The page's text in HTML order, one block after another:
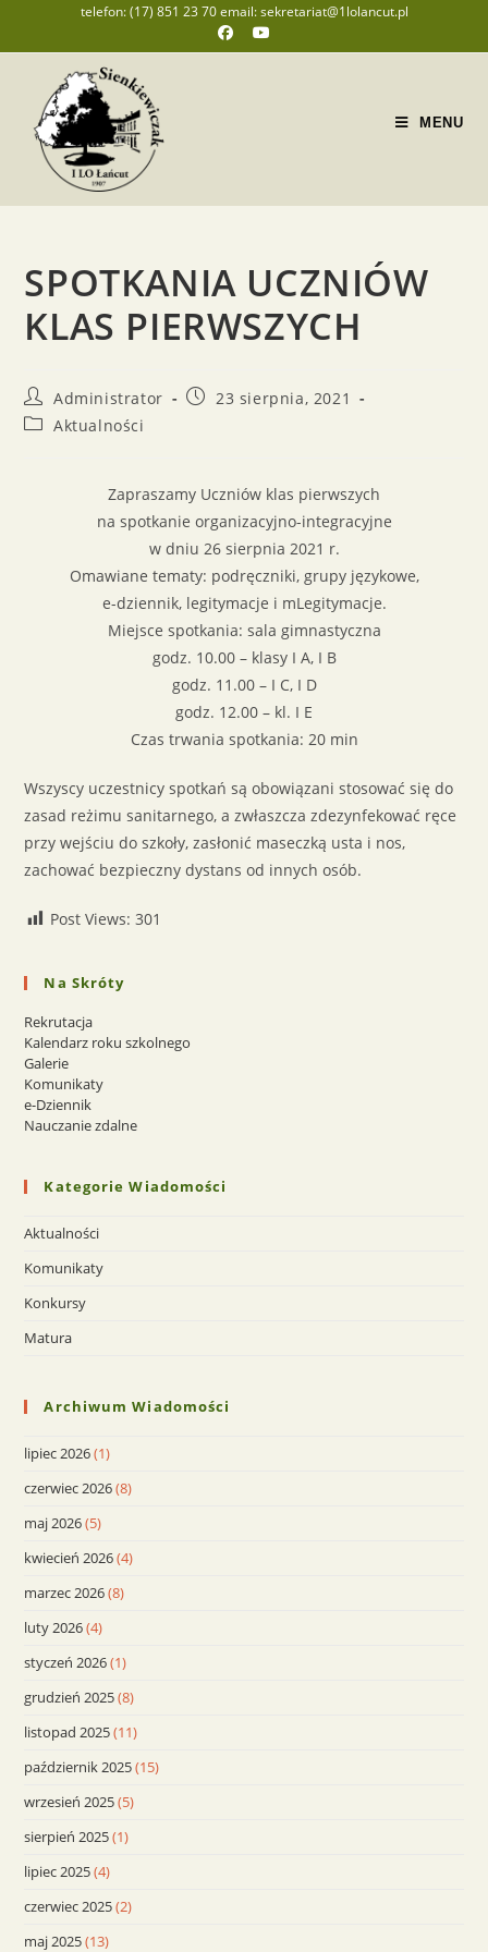
telefon: (17) 851 23 70 email: sekretariat@1lolancut.pl
MENU
SPOTKANIA UCZNIÓW
KLAS PIERWSZYCH
Administrator
23 sierpnia, 2021
Aktualności
Zapraszamy Uczniów klas pierwszych
na spotkanie organizacyjno-integracyjne
w dniu 26 sierpnia 2021 r.
Omawiane tematy: podręczniki, grupy językowe,
e-dziennik, legitymacje i mLegitymacje.
Miejsce spotkania: sala gimnastyczna
godz. 10.00 – klasy I A, I B
godz. 11.00 – I C, I D
godz. 12.00 – kl. I E
Czas trwania spotkania: 20 min
Wszyscy uczestnicy spotkań są obowiązani stosować się do
zasad reżimu sanitarnego, a zwłaszcza zdezynfekować ręce
przy wejściu do szkoły, zasłonić maseczką usta i nos,
zachować bezpieczny dystans od innych osób.
Post Views: 301
Na Skróty
Rekrutacja
Kalendarz roku szkolnego
Galerie
Komunikaty
e-Dziennik
Nauczanie zdalne
Kategorie Wiadomości
Aktualności
Komunikaty
Konkursy
Matura
Archiwum Wiadomości
lipiec 2026(1)
czerwiec 2026(8)
maj 2026(5)
kwiecień 2026(4)
marzec 2026(8)
luty 2026(4)
styczeń 2026(1)
grudzień 2025(8)
listopad 2025(11)
październik 2025(15)
wrzesień 2025(5)
sierpień 2025(1)
lipiec 2025(4)
czerwiec 2025(2)
maj 2025(13)